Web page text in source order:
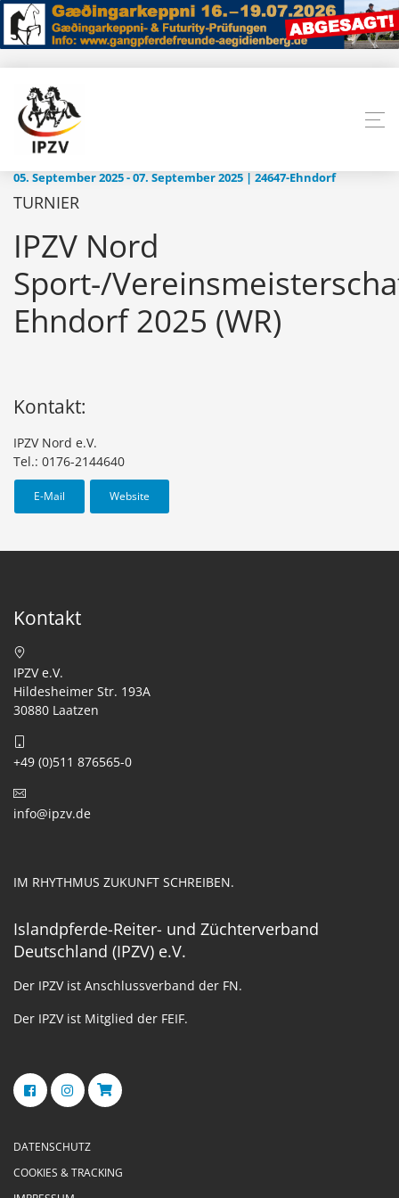
05. September 2025 - 07. September 2025 | 24647-Ehndorf
TURNIER
IPZV Nord
Sport-/
Ehndorf 2025 (WR)
Kontakt:
IPZV Nord e.V.
Tel.: 0176-2144640
E-Mail Website
Kontakt
IPZV e.V.
Hildesheimer Str. 193A
30880 Laatzen
+49 (0)511 876565-0
info@ipzv.de
IM RHYTHMUS ZUKUNFT SCHREIBEN.
Islandpferde-Reiter- und Züchterverband
Deutschland (IPZV) e.V.
Der IPZV ist Anschlussverband der FN.
Der IPZV ist Mitglied der FEIF.
DATENSCHUTZ
COOKIES & TRACKING